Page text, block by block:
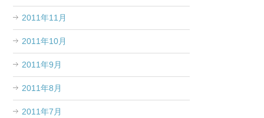
2011年11月
2011年10月
2011年9月
2011年8月
2011年7月